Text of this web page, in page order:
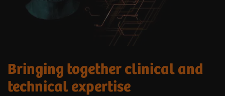
Bringing together clinical and
technical expertise